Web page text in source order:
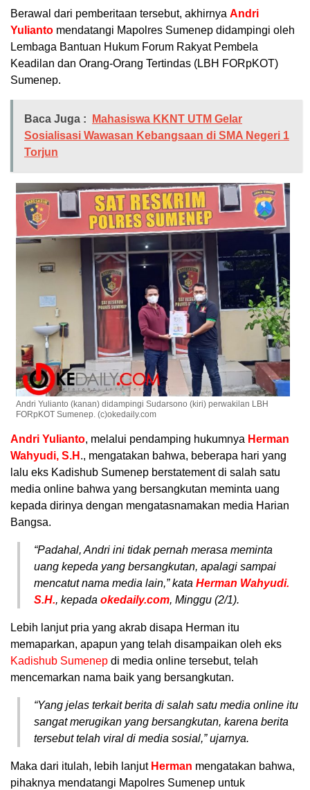
Berawal dari pemberitaan tersebut, akhirnya Andri
Yulianto mendatangi Mapolres Sumenep didampingi oleh
Lembaga Bantuan Hukum Forum Rakyat Pembela
Keadilan dan Orang-Orang Tertindas (LBH FORpKOT)
Sumenep.
Baca Juga :
Mahasiswa KKNT UTM Gelar
Sosialisasi Wawasan Kebangsaan di SMA Negeri 1
Torjun
Andri Yulianto (kanan) didampingi Sudarsono (kiri) perwakilan LBH
FORpKOT Sumenep. (c)okedaily.com
Andri Yulianto, melalui pendamping hukumnya Herman
Wahyudi, S.H ., mengatakan bahwa, beberapa hari yang
lalu eks Kadishub Sumenep berstatement di salah satu
media online bahwa yang bersangkutan meminta uang
kepada dirinya dengan mengatasnamakan media Harian
Bangsa.
“Padahal, Andri ini tidak pernah merasa meminta
uang kepeda yang bersangkutan, apalagi sampai
mencatut nama media lain,” kata Herman Wahyudi.
S.H., kepada okedaily.com, Minggu (2/1).
Lebih lanjut pria yang akrab disapa Herman itu
memaparkan, apapun yang telah disampaikan oleh eks
Kadishub Sumenep di media online tersebut, telah
mencemarkan nama baik yang bersangkutan.
“Yang jelas terkait berita di salah satu media online itu
sangat merugikan yang bersangkutan, karena berita
tersebut telah viral di media sosial,” ujarnya.
Maka dari itulah, lebih lanjut Herman mengatakan bahwa,
pihaknya mendatangi Mapolres Sumenep untuk